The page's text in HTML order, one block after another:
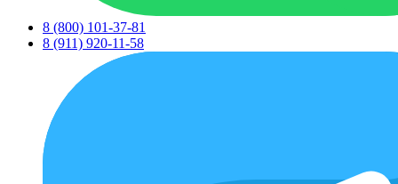
8 (800) 101-37-81
8 (911) 920-11-58